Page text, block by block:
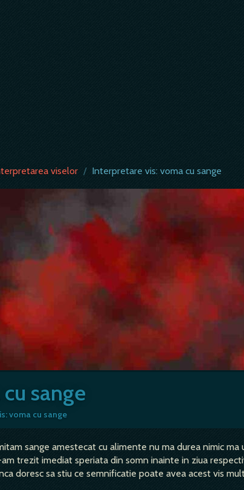
viselor / Interpretare vis: voma cu sange
sange
voma cu sange
sange amestecat cu alimente nu ma durea nimic
trezit imediat speriata din somn inainte in ziua
doresc sa stiu ce semnificatie poate avea acest vis